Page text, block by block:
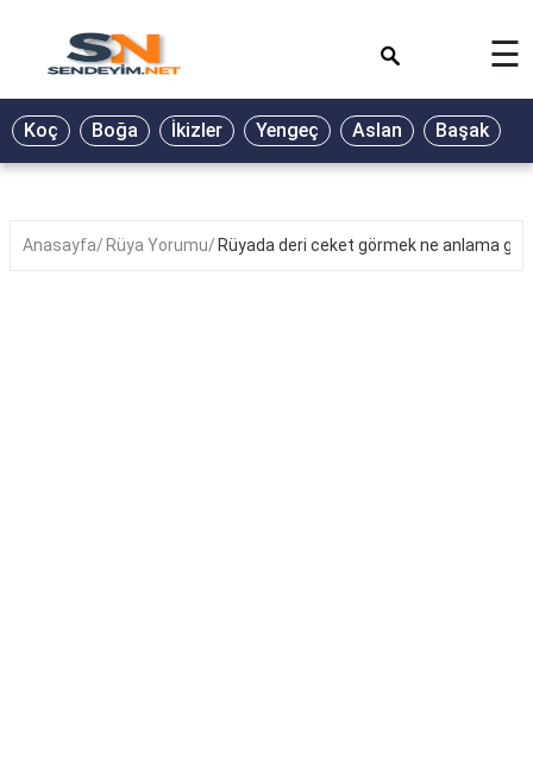
BİYOGRAFİ
GALERİ
☰
Koç Boğa İkizler Yengeç Aslan Başak
Anasayfa Rüya Yorumu Rüyada deri ceket görmek ne anlama